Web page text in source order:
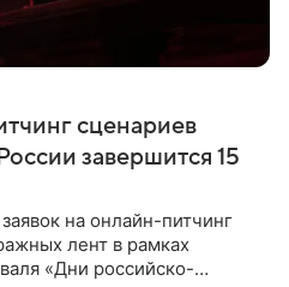
сценариев
завершится 15
на онлайн-питчинг
лент в рамках
«Дни российско-